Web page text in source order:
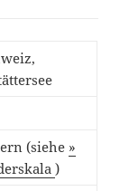
(siehe »
)